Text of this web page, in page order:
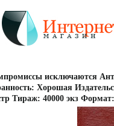
исключаются
Хорошая
Тираж: 40000 экз